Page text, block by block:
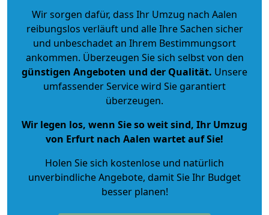
Wir sorgen dafür, dass Ihr Umzug nach Aalen
reibungslos verläuft und alle Ihre Sachen sicher
und unbeschadet an Ihrem Bestimmungsort
ankommen. Überzeugen Sie sich selbst von den
günstigen Angeboten und der Qualität. Unsere
umfassender Service wird Sie garantiert
überzeugen.
Wir legen los, wenn Sie so weit sind, Ihr Umzug
von Erfurt nach Aalen wartet auf Sie!
Holen Sie sich kostenlose und natürlich
unverbindliche Angebote, damit Sie Ihr Budget
besser planen!